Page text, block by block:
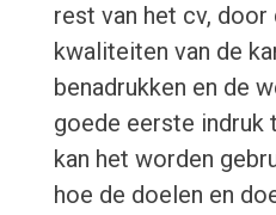
rest van het cv, door
kwaliteiten van de
benadrukken en de
goede eerste indruk
kan het worden
hoe de doelen en